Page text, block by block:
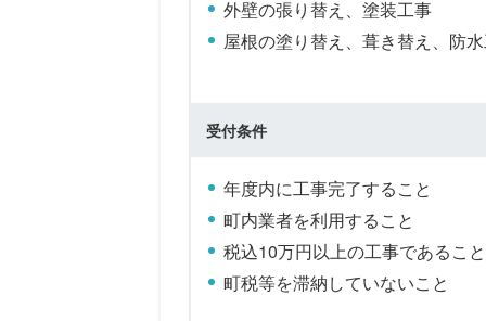
外壁の張り替え、塗装工事
屋根の塗り替え、葺き替え、防
受付条件
年度内に工事完了すること
町内業者を利用すること
税込10万円以上の工事であること
町税等を滞納していないこと